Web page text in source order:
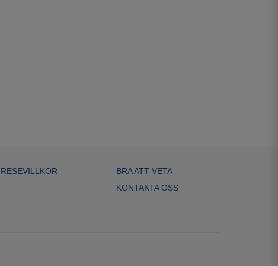
RESEVILLKOR
BRA ATT VETA
KONTAKTA OSS